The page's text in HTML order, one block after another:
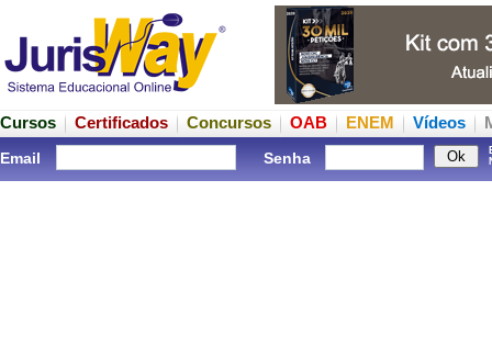
Cursos Certificados Concursos OAB ENEM Vídeos
Email Senha